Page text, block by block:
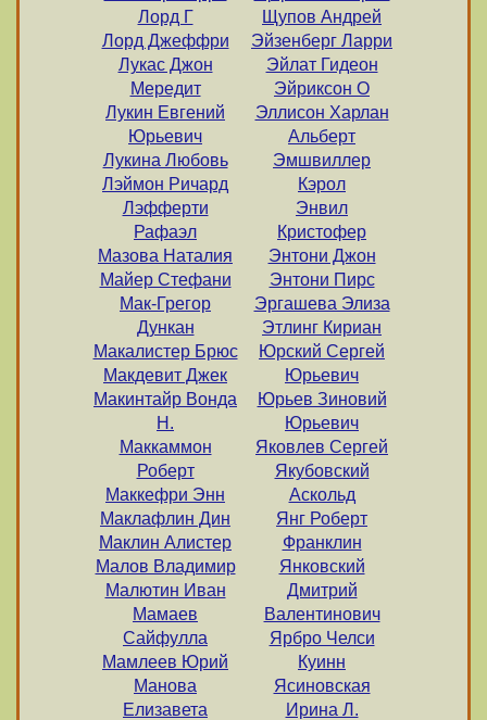
Лорд Г
Лорд Джеффри
Лукас Джон
Мередит
Лукин Евгений
Юрьевич
Лукина Любовь
Лэймон Ричард
Лэфферти
Рафаэл
Мазова Наталия
Майер Стефани
Мак-Грегор
Дункан
Макалистер Брюс
Макдевит Джек
Макинтайр Вонда
Н.
Маккаммон
Роберт
Маккефри Энн
Маклафлин Дин
Маклин Алистер
Малов Владимир
Малютин Иван
Мамаев
Сайфулла
Мамлеев Юрий
Манова
Елизавета
Щупов Андрей
Эйзенберг Ларри
Эйлат Гидеон
Эйриксон О
Эллисон Харлан
Альберт
Эмшвиллер
Кэрол
Энвил
Кристофер
Энтони Джон
Энтони Пирс
Эргашева Элиза
Этлинг Кириан
Юрский Сергей
Юрьевич
Юрьев Зиновий
Юрьевич
Яковлев Сергей
Якубовский
Аскольд
Янг Роберт
Франклин
Янковский
Дмитрий
Валентинович
Ярбро Челси
Куинн
Ясиновская
Ирина Л.